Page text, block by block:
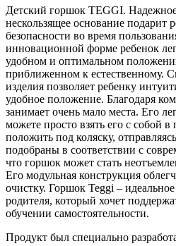
Детский горшок TEGGI.
нескользящее основание подарит
безопасности во время
инновационной форме ребенок
удобном и оптимальном
приближенном к естественному.
изделия позволяет ребенку
удобное положение. Благодаря
занимает очень мало места. Его
можете просто взять его с собой
положить под коляску,
подобраны в соответствии с
что горшок может стать
Его модульная конструкция
очистку. Горшок Teggi –
родителя, который хочет
обучении самостоятельности.
Продукт был специально